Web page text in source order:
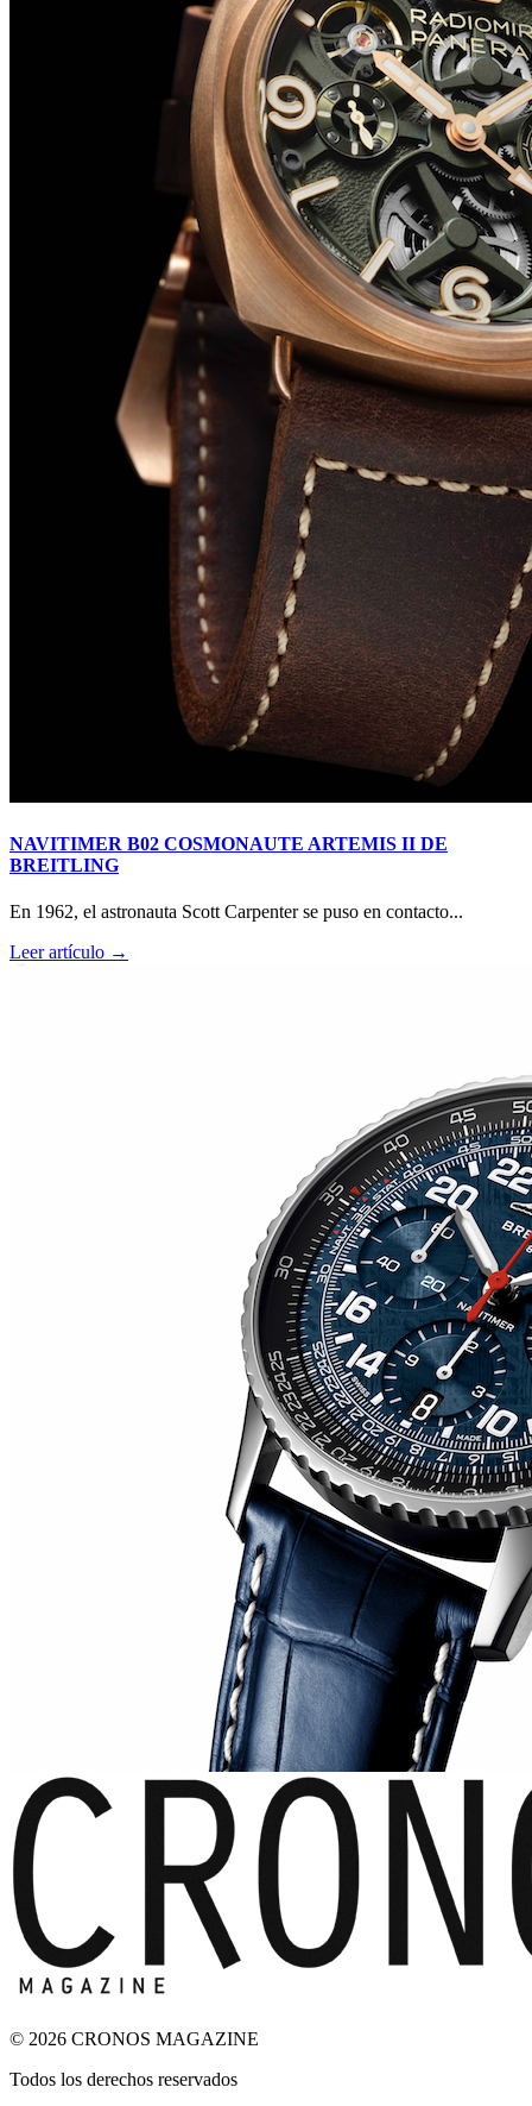
Big Bang Sapphire Sky Blue de Hublot
RM O7-01 COLOURED CERAMICS 2026 de RICHARD
NAVITIMER B02 COSMONAUTE ARTEMIS II DE
BREITLING
En 1962, el astronauta Scott Carpenter se puso en contacto...
Leer artículo →
© 2026 CRONOS MAGAZINE
Todos los derechos reservados